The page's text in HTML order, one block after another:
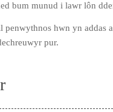
bum munud i lawr lôn
penwythnos hwn yn addas
pur.